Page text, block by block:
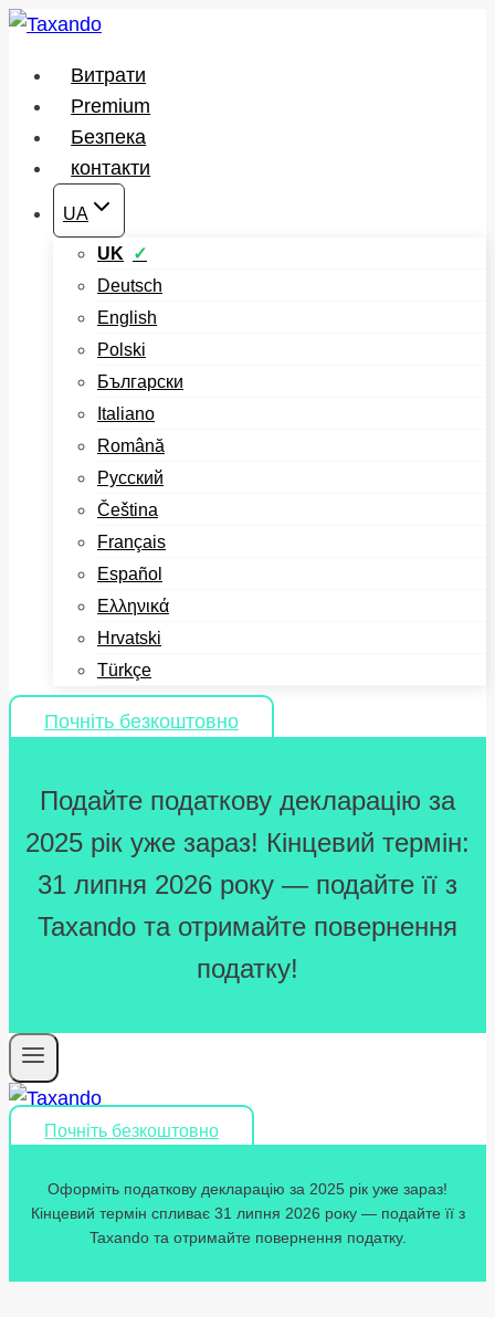
Перейти
вмісту
Витрати
Premium
Безпека
контакти
UA
UK
Deutsch
English
Polski
Български
Italiano
Română
Русский
Čeština
Français
Español
Ελληνικά
Hrvatski
Türkçe
Почніть безкоштовно
Подайте податкову декларацію за
2025 рік уже зараз! Кінцевий термін:
31 липня 2026 року — подайте її з
Taxando та отримайте повернення
податку!
Почніть безкоштовно
Оформіть податкову декларацію за 2025 рік уже зараз!
Кінцевий термін спливає 31 липня 2026 року — подайте її з
Taxando та отримайте повернення податку.